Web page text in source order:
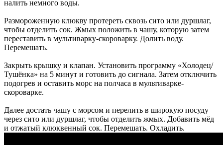
налить немного воды.
Размороженную клюкву протереть сквозь сито или дуршлаг,
чтобы отделить сок. Жмых положить в чашу, которую затем
переставить в мультиварку-скороварку. Долить воду.
Перемешать.
Закрыть крышку и клапан. Установить программу «Холодец/
Тушёнка» на 5 минут и готовить до сигнала. Затем отключить
подогрев и оставить морс на полчаса в мультиварке-
скороварке.
Далее достать чашу с морсом и перелить в широкую посуду
через сито или дуршлаг, чтобы отделить жмых. Добавить мёд
и отжатый клюквенный сок. Перемешать. Охладить.